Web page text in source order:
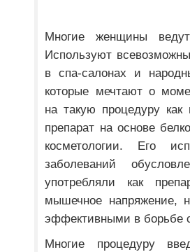
Многие женщины
Используют
в спа-салонах и
которые мечтают о
на такую процедуру как
препарат на основе
косметологии. Его
заболеваний
употребляли как
мышечное напряжение,
эффективными в борьбе
Многие процедуру